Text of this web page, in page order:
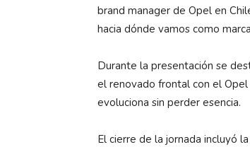
brand manager de Opel en
hacia dónde vamos como
Durante la presentación se
el renovado frontal con el
evoluciona sin perder esencia.
El cierre de la jornada incluyó